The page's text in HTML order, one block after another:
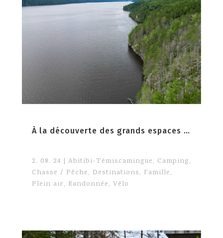
À la découverte des grands espaces de l’Abitibi-Témiscamingue
2. 08. 24 | Abitibi-Témiscamingue, Camping,
Chasse / Pêche, Destinations, Famille,
Plein air, Randonnée, Vélo